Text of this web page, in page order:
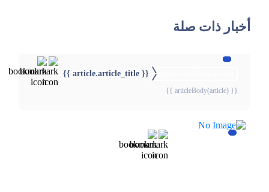
أخبار ذات صلة
{{ article.article_title }}
{{ articleBody(article) }}